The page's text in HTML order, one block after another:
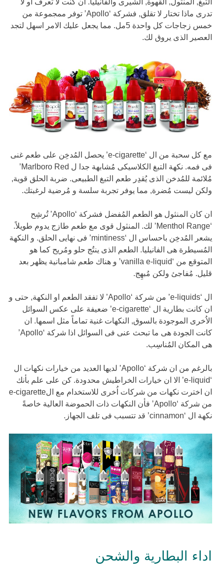
التبغ, المنثول, القهوة, الشيرى والفانيليا. ان كنت لا تعرف او لا
تدرى ماذا تختار لا تقلق, فشركة ‘Apollo’ توفر ممجموعة من
خمس زجاجات كل واحدة 5مل. مما يجعل عليك الامر اسهل لتجد
العصير الذى يروق لك.
مع كل سحبة من ال ‘e-cigarette’ يحصل المُدخِن على طعم غنى
فى فمه. نكهة التبغ الكلاسيكى مُشابهة جدا ل Marlboro Red’
مُلائمة للمُدخن الذى يُقدِر طعم التبغ الطبيعى. ضربة الحلق قوية,
ولكن ليست مُضرة, مما يوفر تجربة سلسة و مُرضية لرغبتك.
ان كان المنثول هو الطعم المُفضل فشركة ‘Apollo’ تُرشِح
‘Menthol Range’ لك. المنثول قوى مع طعم طازج يدوم طويلاً.
يشعر المُدخِن باحساس ال ‘mintiness’ فى نهايى الحلق. و النكهة
المُسيطرة هى الفانيليا. الطعم الذى ينتُج حلو ومُريح كما هو
المتوقع من ‘vanilla e-liquid’ و هناك طعم شامبانية يظهر بعد
قليل. مُفاجئ ولكن مُبهِج.
ال ‘e-liquids’ من شركة ‘Apollo’ لا تفقد الطعم او النكهة, حتى و
ان كانت بطارية ال ‘e-cigarette’ ضعيفة على عكس السوائل
الاُخرى الموجودة بالسوق, النكهات غنية تماماً مثل اسمها. ان
كانت الجودة هى ما تبحث عنى فى السوائل اذا شركة ‘Apollo’
هى المكان المُناسِب.
بالرغم من ان شركة ‘Apollo’ لديها العديد من خيارات نكهات ال
‘e-liquid’ الا ان خيارات الخراطيش محدودة. كن على علم بأنك
ان اخترت نكهات من شركات اُخرى للاستخدام مع الe-cigarette
من شركة ‘Apollo’ فأن النكهات ذات الحموضة العالية خاصةً
نكهة ال ‘cinnamon’ قد تتسبب فى تلف الجهاز.
اداء البطارية والشحن